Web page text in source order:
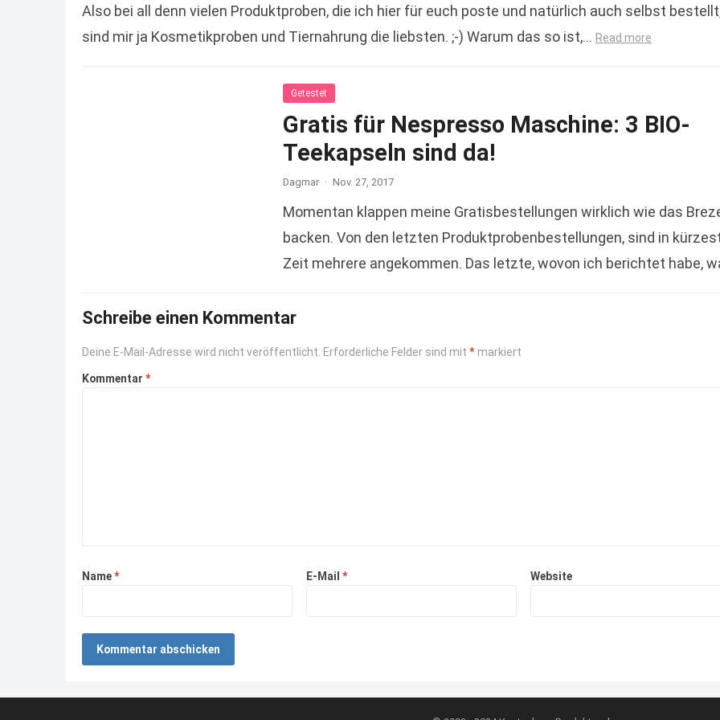
Also bei all denn vielen Produktproben, die ich hier für euch poste und natürlich auch selbst
sind mir ja Kosmetikproben und Tiernahrung die liebsten. ;-) Warum das so ist,… Read more
Getestet
Gratis für Nespresso Maschine: 3 BIO-
Teekapseln sind da!
Dagmar · Nov. 27, 2017
Momentan klappen meine Gratisbestellungen wirklich wie das
backen. Von den letzten Produktprobenbestellungen, sind in
Zeit mehrere angekommen. Das letzte, wovon ich berichtet habe,
Schreibe einen Kommentar
Deine E-Mail-Adresse wird nicht veröffentlicht. Erforderliche Felder sind mit * markiert
Kommentar *
Name* E-Mail * Website